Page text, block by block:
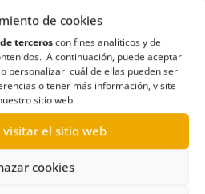
de cookies
terceroscon fines analíticos y de
A continuación, puede aceptar
personalizar cuál de ellas pueden ser
o tener más información, visite
sitio web.
visitar el sitio web
cookies